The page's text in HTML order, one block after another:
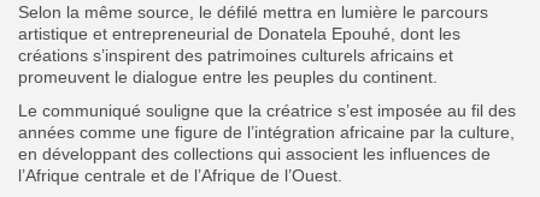
Selon la même source, le défilé mettra en lumière le parcours
artistique et entrepreneurial de Donatela Epouhé, dont les
créations s’inspirent des patrimoines culturels africains et
promeuvent le dialogue entre les peuples du continent.
‎Le communiqué souligne que la créatrice s’est imposée au fil des
années comme une figure de l’intégration africaine par la culture,
en développant des collections qui associent les influences de
l’Afrique centrale et de l’Afrique de l’Ouest.